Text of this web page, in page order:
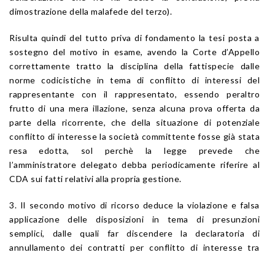
dimostrazione della malafede del terzo).
Risulta quindi del tutto priva di fondamento la tesi posta a
sostegno del motivo in esame, avendo la Corte d’Appello
correttamente tratto la disciplina della fattispecie dalle
norme codicistiche in tema di conflitto di interessi del
rappresentante con il rappresentato, essendo peraltro
frutto di una mera illazione, senza alcuna prova offerta da
parte della ricorrente, che della situazione di potenziale
conflitto di interesse la società committente fosse già stata
resa edotta, sol perchè la legge prevede che
l’amministratore delegato debba periodicamente riferire al
CDA sui fatti relativi alla propria gestione.
3. Il secondo motivo di ricorso deduce la violazione e falsa
applicazione delle disposizioni in tema di presunzioni
semplici, dalle quali far discendere la declaratoria di
annullamento dei contratti per conflitto di interesse tra